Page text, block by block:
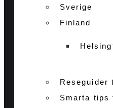
Sverige
Finland
Reseguider
Smarta tips